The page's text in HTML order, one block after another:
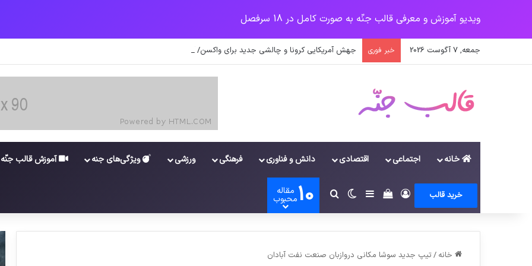
ویدیو آموزش و معرفی قالب جنّه به صورت کامل در 18 سرفصل
جمعه, 7 آگوست 2026 خبر فوری جهش آمریکایی کرونا و چالشی جدید برای واکسن/ آغاز توزیع واکسن از سوی اتحادیه کوواکس
خانه اجتماعی اقتصادی دانش و فناوری فرهنگی ورزشی ویژگی‌های جنه آموزش قالب جنّه
خرید قالب وروددیدن سبد خرید
سایدبارتغییر پوسته
جستجو برای
10 مقاله
محبوب
خانه / تیپ جدید سوشا مکانی دروازبان صنعت نفت آبادان